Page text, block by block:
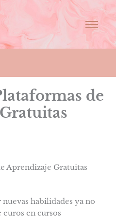
de
Aprendizaje Gratuitas
habilidades ya no
en cursos